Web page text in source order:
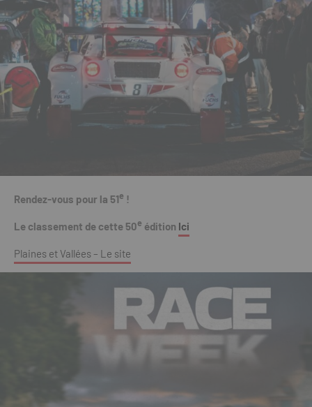
Rendez-vous pour la 51e !
Le classement de cette 50e édition Ici
Plaines et Vallées – Le site